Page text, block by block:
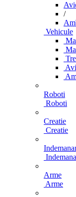
/
Vehicule
Roboti
Roboti
Creatie
Creatie
Arme
Arme